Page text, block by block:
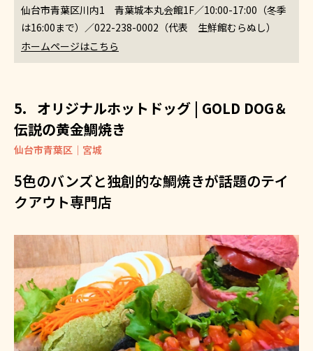
仙台市青葉区川内1 青葉城本丸会館1F／10:00-17:00（冬季
は16:00まで）／022-238-0002（代表 生鮮館むらぬし）
ホームページはこちら
オリジナルホットドッグ | GOLD DOG＆
伝説の黄金鯛焼き
仙台市青葉区｜宮城
5色のバンズと独創的な鯛焼きが話題のテイ
クアウト専門店